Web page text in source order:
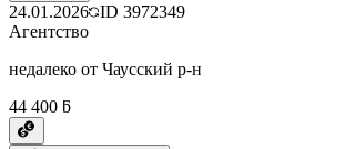
24.01.2026 ID 3972349
Агентство
недалеко от Чаусский р-н
44 400 ƃ